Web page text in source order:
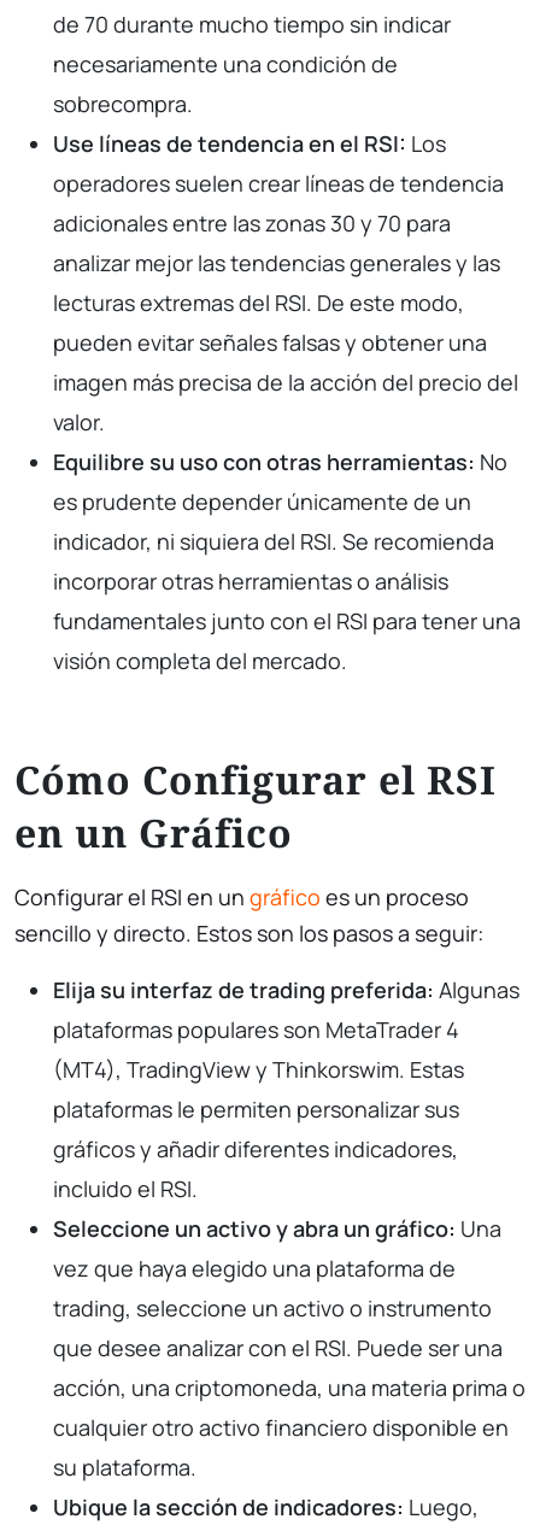
de 70 durante mucho tiempo sin indicar
necesariamente una condición de
sobrecompra.
Use líneas de tendencia en el RSI: Los
operadores suelen crear líneas de tendencia
adicionales entre las zonas 30 y 70 para
analizar mejor las tendencias generales y las
lecturas extremas del RSI. De este modo,
pueden evitar señales falsas y obtener una
imagen más precisa de la acción del precio del
valor.
Equilibre su uso con otras herramientas: No
es prudente depender únicamente de un
indicador, ni siquiera del RSI. Se recomienda
incorporar otras herramientas o análisis
fundamentales junto con el RSI para tener una
visión completa del mercado.
Cómo Configurar el RSI
en un Gráfico
Configurar el RSI en un gráfico es un proceso
sencillo y directo. Estos son los pasos a seguir:
Elija su interfaz de trading preferida: Algunas
plataformas populares son MetaTrader 4
(MT4), TradingView y Thinkorswim. Estas
plataformas le permiten personalizar sus
gráficos y añadir diferentes indicadores,
incluido el RSI.
Seleccione un activo y abra un gráfico: Una
vez que haya elegido una plataforma de
trading, seleccione un activo o instrumento
que desee analizar con el RSI. Puede ser una
acción, una criptomoneda, una materia prima o
cualquier otro activo financiero disponible en
su plataforma.
Ubique la sección de indicadores: Luego,